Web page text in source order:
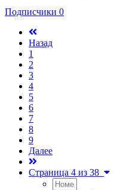
Подписчики 0
Назад
1
2
3
4
5
6
7
8
9
Далее
Страница 4 из 38